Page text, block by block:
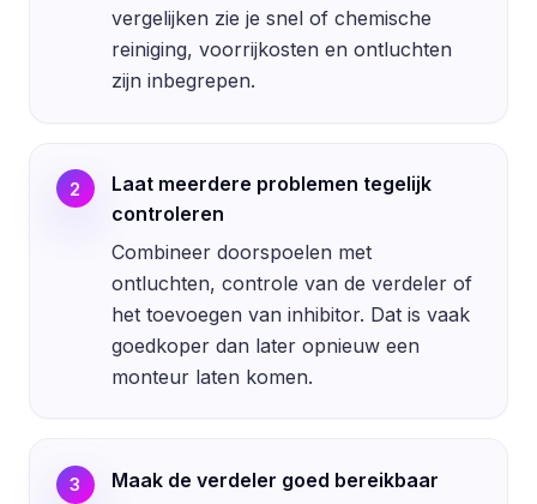
vergelijken zie je snel of chemische
reiniging, voorrijkosten en ontluchten
zijn inbegrepen.
2
Laat meerdere problemen tegelijk
controleren
Combineer doorspoelen met
ontluchten, controle van de verdeler of
het toevoegen van inhibitor. Dat is vaak
goedkoper dan later opnieuw een
monteur laten komen.
3
Maak de verdeler goed bereikbaar